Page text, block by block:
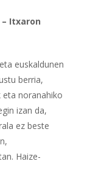
– Itxaron
euskaldunen
berria,
eta noranahiko
izan da,
ez beste
Haize-